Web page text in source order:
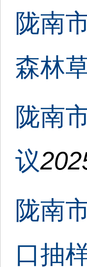
陇南
森林
陇南
议
陇南
口抽